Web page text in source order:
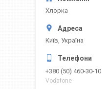
Хлорка
Київ, Україна
+380 (50) 460-30-10
Vodafone